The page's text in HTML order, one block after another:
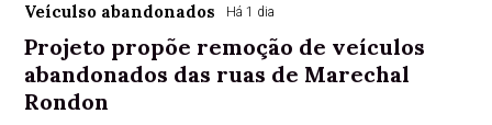
Veículso abandonados Há 1 dia
Projeto propõe remoção de veículos
abandonados das ruas de Marechal
Rondon